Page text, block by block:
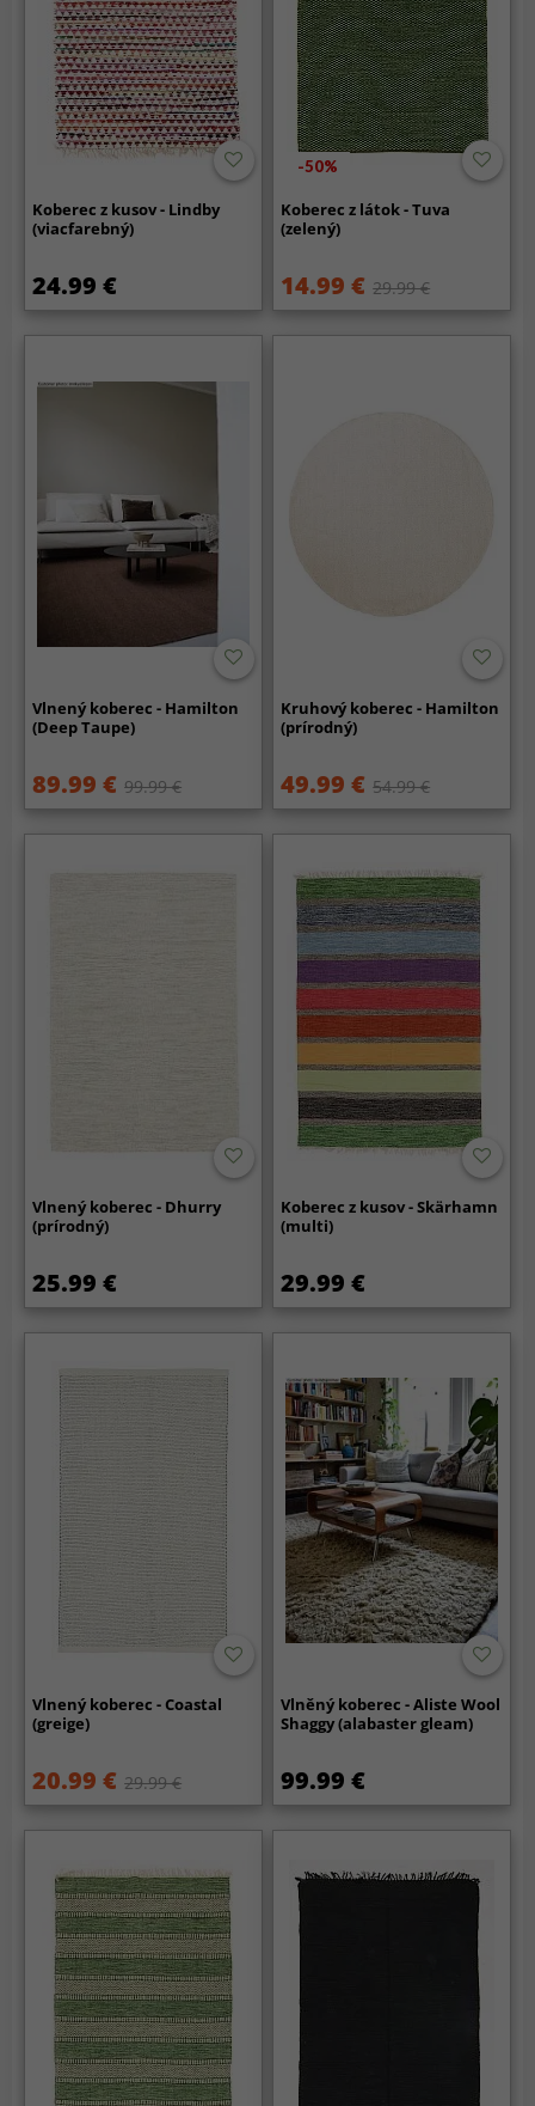
Koberec z kusov - Lindby
(viacfarebný)
24.99 €
-50%
Koberec z látok - Tuva
(zelený)
14.99 € 29.99 €
Vlnený koberec - Hamilton
(Deep Taupe)
89.99 € 99.99 €
Kruhový koberec - Hamilton
(prírodný)
49.99 € 54.99 €
Vlnený koberec - Dhurry
(prírodný)
25.99 €
Koberec z kusov - Skärhamn
(multi)
29.99 €
Vlnený koberec - Coastal
(greige)
20.99 € 29.99 €
Vlněný koberec - Aliste Wool
Shaggy (alabaster gleam)
99.99 €